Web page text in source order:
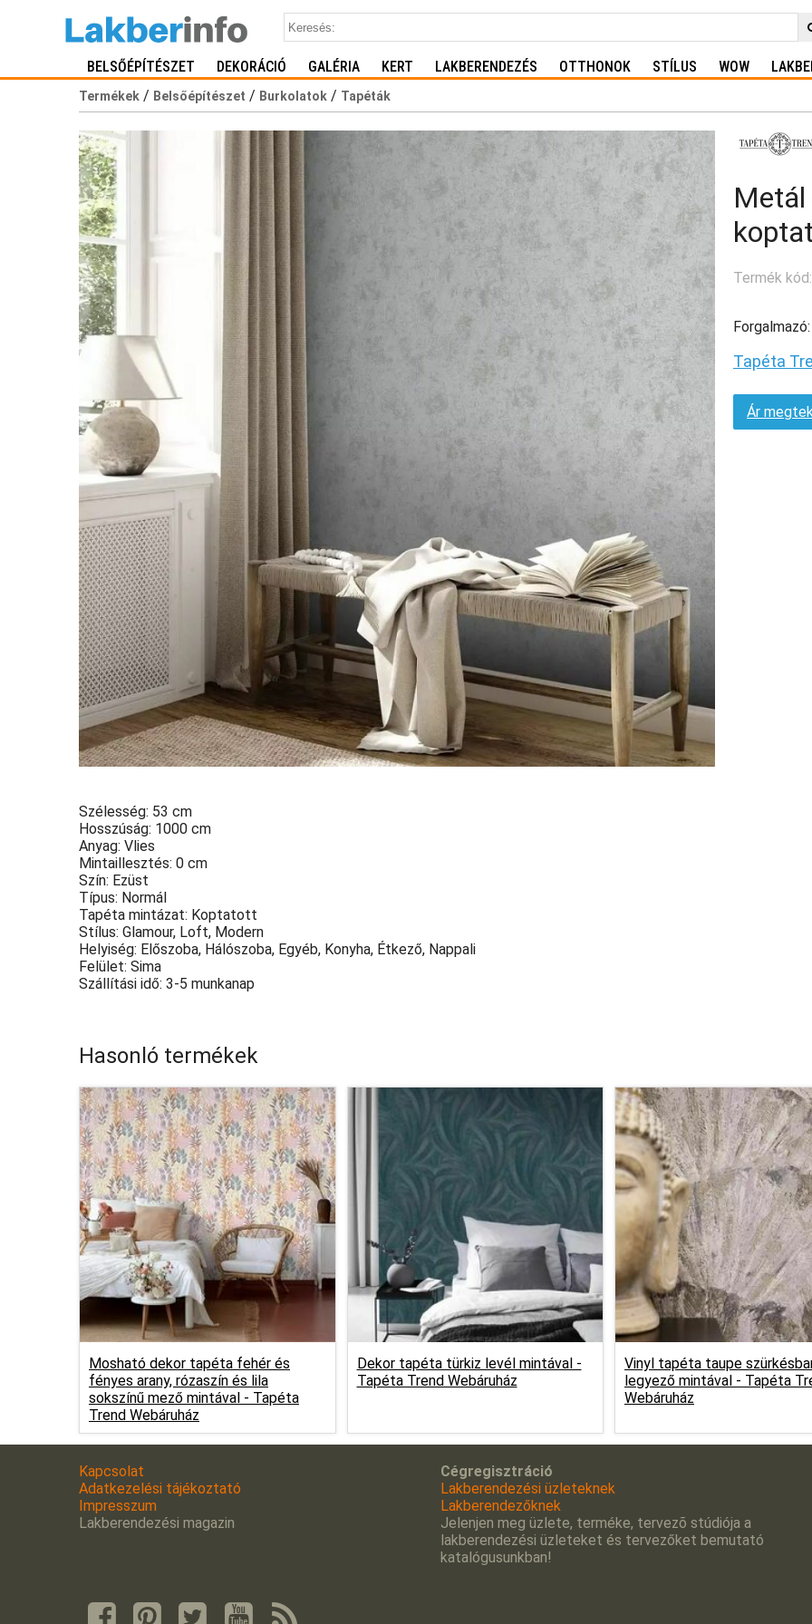
BELSŐÉPÍTÉSZET DEKORÁCIÓ GALÉRIA KERT LAKBERENDEZÉS OTTHONOK STÍLUS WOW
Termékek / Belsőépítészet / Burkolatok / Tapéták
Termék
Forgalmazó:
Tapéta
Ár
Szélesség: 53 cm
Hosszúság: 1000 cm
Anyag: Vlies
Mintaillesztés: 0 cm
Szín: Ezüst
Típus: Normál
Tapéta mintázat: Koptatott
Stílus: Glamour, Loft, Modern
Helyiség: Előszoba, Hálószoba, Egyéb, Konyha, Étkező, Nappali
Felület: Sima
Szállítási idő: 3-5 munkanap
Hasonló termékek
Mosható dekor tapéta fehér és
fényes arany, rózaszín és lila
sokszínű mező mintával - Tapéta
Trend Webáruház
Dekor tapéta türkiz levél mintával -
Tapéta Trend Webáruház
Vinyl tapéta taupe
legyező mintával - Tapéta
Webáruház
Kapcsolat
Adatkezelési tájékoztató
Impresszum
Lakberendezési magazin
Cégregisztráció
Lakberendezési üzleteknek
Lakberendezőknek
Jelenjen meg üzlete, terméke, tervezõ stúdiója a
lakberendezési üzleteket és tervezőket bemutató
katalógusunkban!